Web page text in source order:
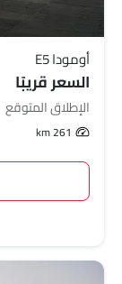
أومودا E5
السعر قريبًا
الإطلاق المتوقع
261 km